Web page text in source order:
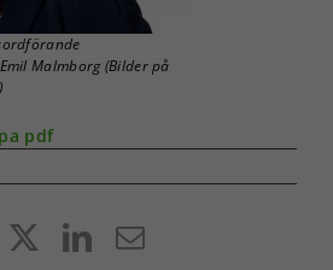
Malmborg (Bilder på
pdf
LinkedIn
E-